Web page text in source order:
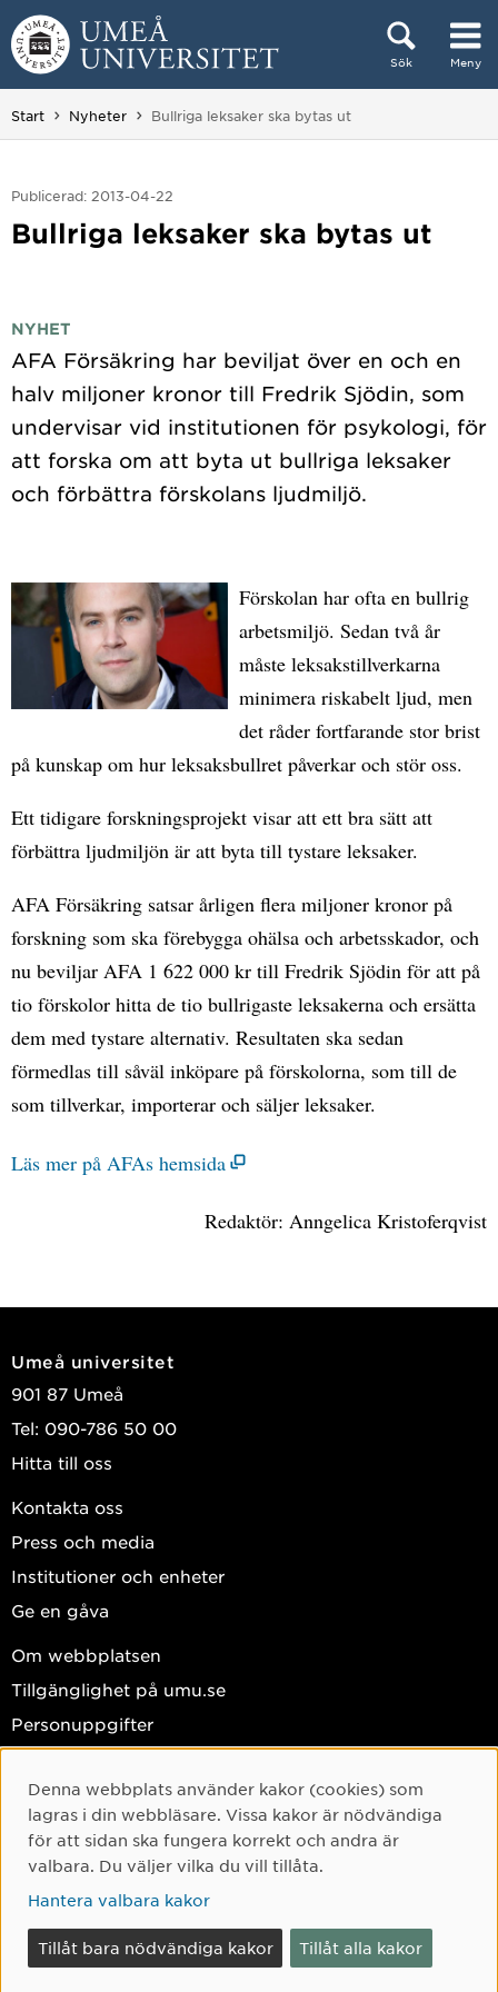
Hoppa direkt till innehållet
Sök Meny
Huvudmenyn dold.
Start Nyheter Du är här:
Bullriga leksaker ska bytas ut
Publicerad: 2013-04-22
Bullriga leksaker ska bytas ut
NYHET
AFA Försäkring har beviljat över en och en
halv miljoner kronor till Fredrik Sjödin, som
undervisar vid institutionen för psykologi, för
att forska om att byta ut bullriga leksaker
Förskolan har ofta en bullrig
arbetsmiljö. Sedan två år
måste leksakstillverkarna
minimera riskabelt ljud, men
det råder fortfarande stor brist
på kunskap om hur leksaksbullret påverkar och stör oss.
Ett tidigare forskningsprojekt visar att ett bra sätt att
förbättra ljudmiljön är att byta till tystare leksaker.
AFA Försäkring satsar årligen flera miljoner kronor på
forskning som ska förebygga ohälsa och arbetsskador, och
nu beviljar AFA 1 622 000 kr till Fredrik Sjödin för att på
tio förskolor hitta de tio bullrigaste leksakerna och ersätta
dem med tystare alternativ. Resultaten ska sedan
förmedlas till såväl inköpare på förskolorna, som till de
som tillverkar, importerar och säljer leksaker.
Läs mer på AFAs hemsida
Redaktör: Anngelica Kristoferqvist
Umeå universitet
901 87 Umeå
Tel: 090-786 50 00
Hitta till oss
Kontakta oss
Press och media
Institutioner och enheter
Ge en gåva
Om webbplatsen
Tillgänglighet på umu.se
Personuppgifter
Facebook
Instagram
TikTok
Youtube
LinkedIn
Cookie-samtycke
Denna webbplats använder kakor (cookies) som
lagras i din webbläsare. Vissa kakor är nödvändiga
för att sidan ska fungera korrekt och andra är
valbara. Du väljer vilka du vill tillåta.
Hantera valbara kakor
Tillåt bara nödvändiga kakor Tillåt alla kakor